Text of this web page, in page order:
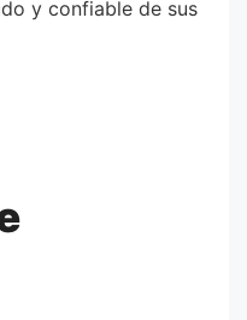
y confiable de sus